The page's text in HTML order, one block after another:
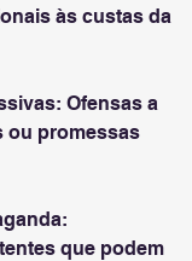
às custas da
Ofensas a
ou promessas
que podem